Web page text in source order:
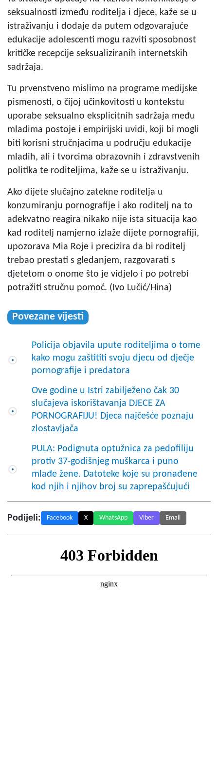
seksualnosti između roditelja i djece, kaže se u
istraživanju i dodaje da putem odgovarajuće
edukacije adolescenti mogu razviti sposobnost
kritičke recepcije seksualiziranih internetskih
sadržaja.
Tu prvenstveno mislimo na programe medijske
pismenosti, o čijoj učinkovitosti u kontekstu
uporabe seksualno eksplicitnih sadržaja među
mladima postoje i empirijski uvidi, koji bi mogli
biti korisni stručnjacima u području edukacije
mladih, ali i tvorcima obrazovnih i zdravstvenih
politika te roditeljima, kaže se u istraživanju.
Ako dijete slučajno zatekne roditelja u
konzumiranju pornografije i ako roditelj na to
adekvatno reagira nikako nije ista situacija kao
kad roditelj namjerno izlaže dijete pornografiji,
upozorava Mia Roje i precizira da bi roditelj
trebao prestati s gledanjem, razgovarati s
djetetom o onome što je vidjelo i po potrebi
potražiti stručnu pomoć. (Ivo Lučić/Hina)
Povezane vijesti
Policija objavila upute roditeljima o tome
kako mogu zaštititi svoju djecu od dječje
pornografije i predatora
Ove godine u Istri zabilježeno čak 30
slučajeva iskorištavanja DJECE ZA
PORNOGRAFIJU! Djeca najčešće poznaju
zlostavljača
PULA: Podignuta optužnica za pedofiliju
protiv 37-godišnjeg muškarca i puno
mlađe žene. Datoteke koje su pronađene
kod njih i njihov broj su zaprepašćujući
Podijeli: Facebook X WhatsApp Viber Email